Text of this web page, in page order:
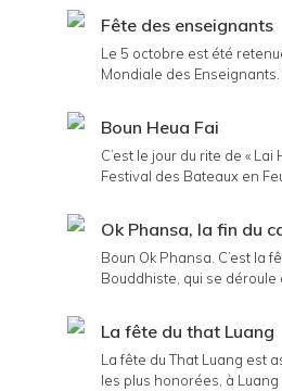
Fête des enseignants
Le 5 octobre est été
Mondiale des
Boun Heua Fai
C’est le jour du rite de «
Festival des Bateaux en
Ok Phansa, la fin du
Boun Ok Phansa. C’est la
Bouddhiste, qui se déroule
La fête du that Luang
La fête du That Luang est
les plus honorées, à Luang